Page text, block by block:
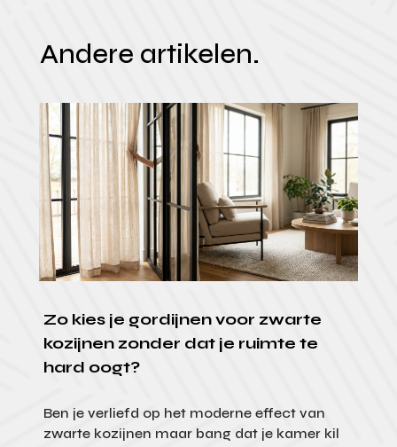
Andere artikelen.
Zo kies je gordijnen voor zwarte
kozijnen zonder dat je ruimte te
hard oogt?
Ben je verliefd op het moderne effect van
zwarte kozijnen maar bang dat je kamer kil